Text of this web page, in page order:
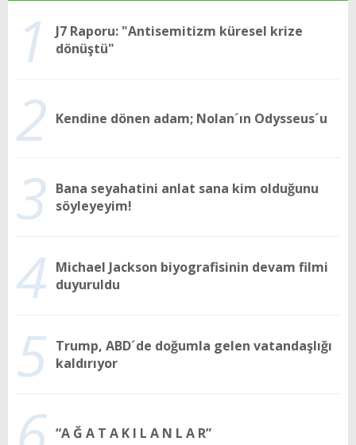
1
J7 Raporu: "Antisemitizm küresel krize
dönüştü"
2 Kendine dönen adam; Nolan´ın Odysseus´u
3 Bana seyahatini anlat sana kim olduğunu
söyleyeyim!
4 Michael Jackson biyografisinin devam filmi
duyuruldu
5 Trump, ABD´de doğumla gelen vatandaşlığı
kaldırıyor
“A Ğ A T A K I L A N L A R”